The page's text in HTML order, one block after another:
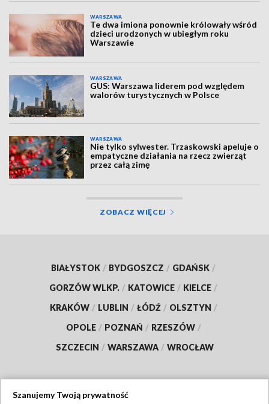
WARSZAWA
Te dwa imiona ponownie królowały wśród
dzieci urodzonych w ubiegłym roku
Warszawie
WARSZAWA
GUS: Warszawa liderem pod względem
walorów turystycznych w Polsce
WARSZAWA
Nie tylko sylwester. Trzaskowski apeluje o
empatyczne działania na rzecz zwierząt
przez całą zimę
ZOBACZ WIĘCEJ
BIAŁYSTOK / BYDGOSZCZ / GDAŃSK /
GORZÓW WLKP. / KATOWICE / KIELCE /
KRAKÓW / LUBLIN / ŁÓDŹ / OLSZTYN /
OPOLE / POZNAŃ / RZESZÓW /
SZCZECIN / WARSZAWA / WROCŁAW
Szanujemy Twoją prywatność